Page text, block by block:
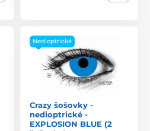
Nedioptrické
Crazy šošovky -
nedioptrické -
EXPLOSION BLUE (2